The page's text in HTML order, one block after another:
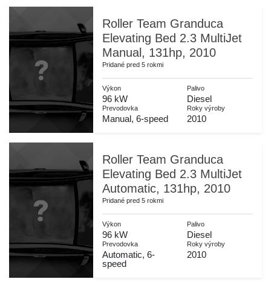
Roller Team Granduca
Elevating Bed 2.3 MultiJet
Manual, 131hp, 2010
Pridané pred 5 rokmi
Výkon
96 kW
Palivo
Diesel
Prevodovka
Manual, 6-speed
Roky výroby
2010
Roller Team Granduca
Elevating Bed 2.3 MultiJet
Automatic, 131hp, 2010
Pridané pred 5 rokmi
Výkon
96 kW
Palivo
Diesel
Prevodovka
Automatic, 6-
speed
Roky výroby
2010